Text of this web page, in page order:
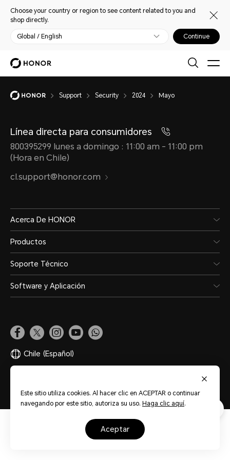
Choose your country or region to see content related to you and
shop directly.
Global / English Continue
Support Security 2024 Mayo
Línea directa para consumidores
800395299 lunes a domingo : 11:00 am - 11:00 pm
(Hora en Chile)
cl.support@honor.com
Acerca De HONOR
Productos
Soporte Técnico
Software y Aplicación
Chile (Español)
Este sitio utiliza cookies. Al hacer clic en ACEPTAR o continuar
navegando por este sitio, autoriza su uso. Haga clic aquí.
aceptar